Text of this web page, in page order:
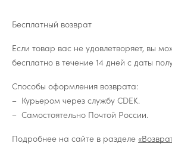
Бесплатный возврат
Если товар вас не удовлетворяет, вы
бесплатно в течение 14 дней с даты
Способы оформления возврата:
Курьером через службу CDEK.
Самостоятельно Почтой России.
Подробнее на сайте в разделе